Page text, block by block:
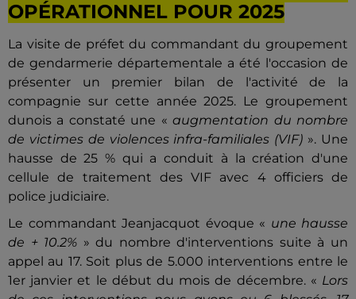
OPÉRATIONNEL POUR 2025
La visite de préfet du commandant du groupement
de gendarmerie départementale a été l'occasion de
présenter un premier bilan de l'activité de la
compagnie sur cette année 2025. Le groupement
dunois a constaté une «augmentation du nombre
de victimes de violences infra-familiales (VIF) ». Une
hausse de 25 % qui a conduit à la création d'une
cellule de traitement des VIF avec 4 officiers de
police judiciaire.
Le commandant Jeanjacquot évoque « une hausse
de + 10.2% » du nombre d'interventions suite à un
appel au 17. Soit plus de 5.000 interventions entre le
1er janvier et le début du mois de décembre. « Lors